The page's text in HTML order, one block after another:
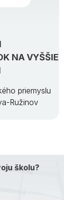
NA VYŠŠIE
priemyslu
Ružinov
školu?